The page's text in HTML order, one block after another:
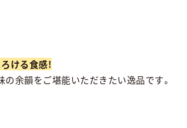
ろける食感!
の余韻をご堪能いただきたい逸品です。